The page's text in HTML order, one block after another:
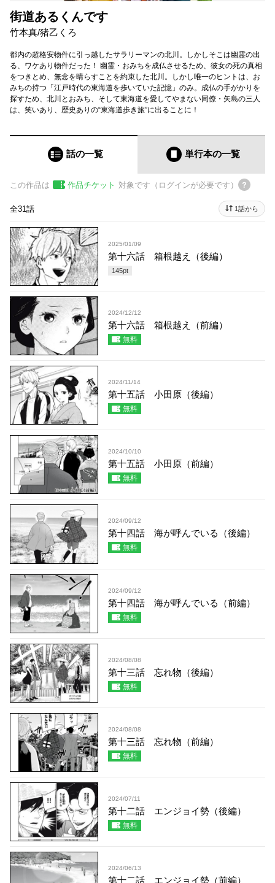
街道あるくんです
竹本真/猪乙くろ
都内の超格安物件に引っ越したサラリーマンの北川。しかしそこは幽霊の出
る、ワケあり物件だった！ 幽霊・おみちを成仏させるため、彼女の死の真相
をつきとめ、無念を晴らすことを約束した北川。しかし唯一のヒントは、お
みちの持つ「江戸時代の東海道を歩いていた記憶」のみ。成仏の手がかりを
探すため、北川とおみち、そして東海道を愛してやまない同僚・矢島の三人
は、笑いあり、歴史ありの“東海道歩き旅”に出ることに！
話の一覧 単行本の一覧
この作品は 作品チケット 対象です（ログインが必要です）
全31話 1話から
2025/01/09
第十六話 箱根越え（後編）
145pt
2024/12/12
第十六話 箱根越え（前編）
無料
2024/11/14
第十五話 小田原（後編）
無料
2024/10/10
第十五話 小田原（前編）
無料
2024/09/12
第十四話 海が呼んでいる（後編）
無料
2024/09/12
第十四話 海が呼んでいる（前編）
無料
2024/08/08
第十三話 忘れ物（後編）
無料
2024/08/08
第十三話 忘れ物（前編）
無料
2024/07/11
第十二話 エンジョイ勢（後編）
無料
2024/06/13
第十二話 エンジョイ勢（前編）